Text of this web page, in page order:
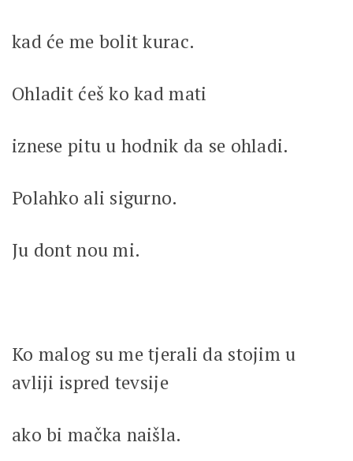
kad će me bolit kurac.
Ohladit ćeš ko kad mati
iznese pitu u hodnik da se ohladi.
Polahko ali sigurno.
Ju dont nou mi.
Ko malog su me tjerali da stojim u
avliji ispred tevsije
ako bi mačka naišla.